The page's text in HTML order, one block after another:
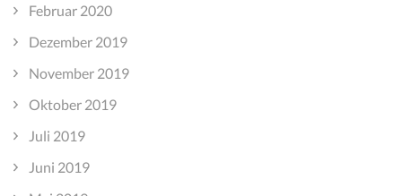
Februar 2020
Dezember 2019
November 2019
Oktober 2019
Juli 2019
Juni 2019